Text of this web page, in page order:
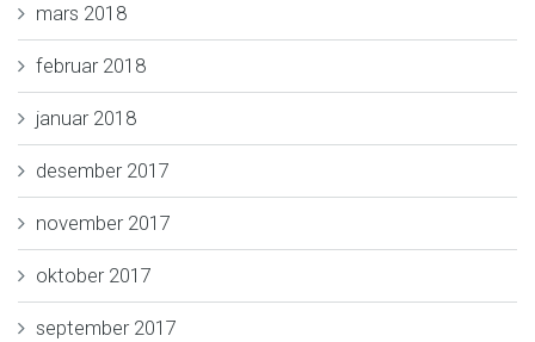
mars 2018
februar 2018
januar 2018
desember 2017
november 2017
oktober 2017
september 2017